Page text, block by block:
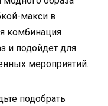
макси в
комбинация
и подойдет для
мероприятий.
подобрать